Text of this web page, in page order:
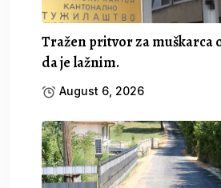
Tražen pritvor za muškarca
da je lažnim.
August 6, 2026